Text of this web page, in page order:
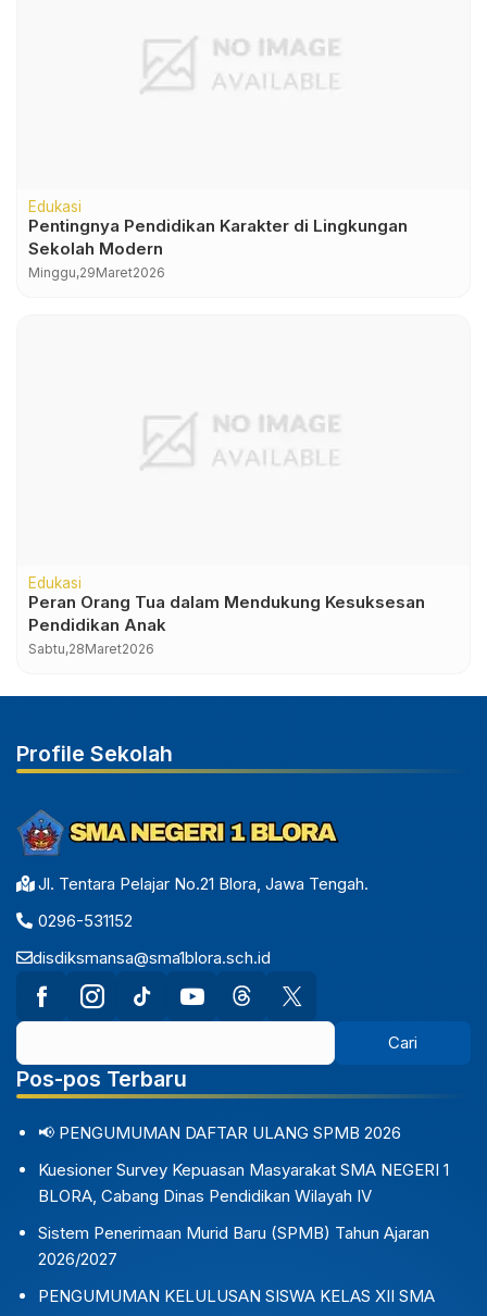
Edukasi
Pentingnya Pendidikan Karakter di Lingkungan
Sekolah Modern
Minggu,29Maret2026
Edukasi
Peran Orang Tua dalam Mendukung Kesuksesan
Pendidikan Anak
Sabtu,28Maret2026
Profile Sekolah
Jl. Tentara Pelajar No.21 Blora, Jawa Tengah.
0296-531152
disdiksmansa@sma1blora.sch.id
Pos-pos Terbaru
📢 PENGUMUMAN DAFTAR ULANG SPMB 2026
Kuesioner Survey Kepuasan Masyarakat SMA NEGERI 1
BLORA, Cabang Dinas Pendidikan Wilayah IV
Sistem Penerimaan Murid Baru (SPMB) Tahun Ajaran
2026/2027
PENGUMUMAN KELULUSAN SISWA KELAS XII SMA